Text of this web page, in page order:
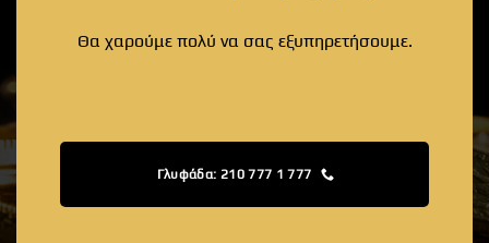
Θα χαρούμε πολύ να σας εξυπηρετήσουμε.
Γλυφάδα: 210 777 1 777